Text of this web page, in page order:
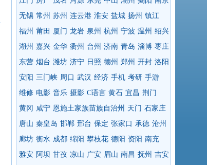
无锡 常州 苏州 连云港 淮安 盐城 扬州 镇江
福州 莆田 厦门 龙岩 泉州 杭州 宁波 温州 绍兴
湖州 嘉兴 金华 衢州 台州 济南 青岛 淄博 枣庄
东营 烟台 潍坊 济宁 日照 德州 郑州 开封 洛阳
安阳 三门峡 周口 武汉 经济 手机 考研 手游
维修 电影 音乐 摄影 C语言 黄石 宜昌 荆门
黄冈
咸宁 恩施土家族苗族自治州 天门 石家庄
唐山 秦皇岛 邯郸 邢台 保定 张家口 承德 沧州
廊坊 衡水 成都 绵阳 攀枝花 德阳 资阳 南充
雅安 阿坝 甘孜 凉山 广安 眉山 南昌 抚州 吉安